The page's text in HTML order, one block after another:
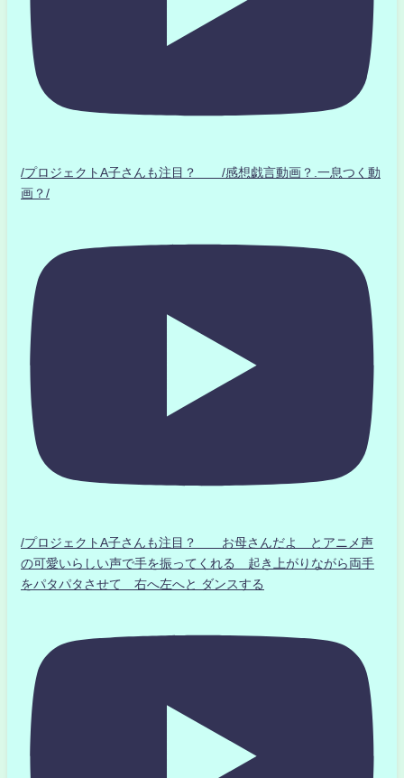
/プロジェクトA子さんも注目？ /感想戯言動画？.一息つく動
画？/
/プロジェクトA子さんも注目？ お母さんだよ とアニメ声
の可愛いらしい声で手を振ってくれる 起き上がりながら両手
をパタパタさせて 右へ左へと ダンスする